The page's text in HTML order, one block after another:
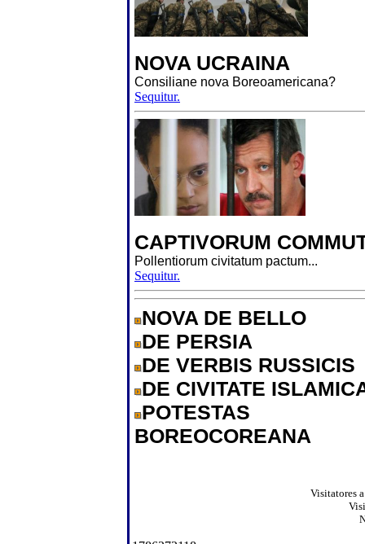
NOVA UCRAINA
Consiliane nova Boreoamericana?
Sequitur.
CAPTIVORUM
Pollentiorum civitatum pactum...
Sequitur.
NOVA DE BELLO
DE PERSIA
DE VERBIS RUSSICIS
DE CIVITATE
POTESTAS
BOREOCOREANA
Visitatores